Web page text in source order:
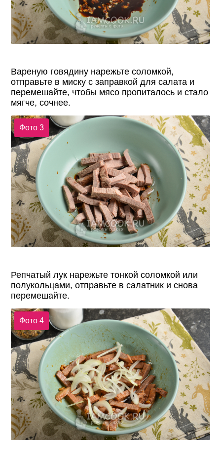
Вареную говядину нарежьте соломкой,
отправьте в миску с заправкой для салата и
перемешайте, чтобы мясо пропиталось и стало
мягче, сочнее.
Фото 3
Репчатый лук нарежьте тонкой соломкой или
полукольцами, отправьте в салатник и снова
перемешайте.
Фото 4